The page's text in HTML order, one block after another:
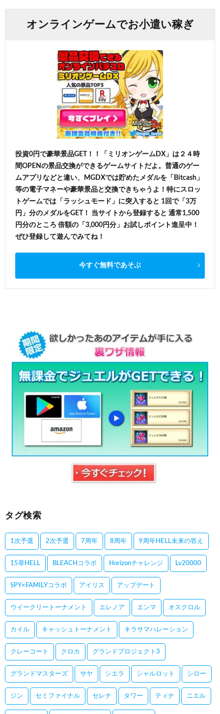
オンラインゲームでお小遣い稼ぎ
投資0円で豪華景品GET！！「ミリオンゲームDX」は２４時
間OPENの景品交換ができるゲームサイトだよ。普通のゲー
ムアプリなどと違い、MGDXでは貯めたメダルを「Bitcash」
等の電子マネーや豪華景品と交換できちゃうよ！特にスロッ
トゲームでは「ラッシュモード」に突入すると 1回で「3万
円」分のメダルをGET！ 当サイトから登録すると 通常1,500
円分のところ 倍額の「3,000円分」お試しポイント進呈中！
ぜひ登録して遊んでみてね！
今すぐ無料であそぶ
タグ検索
1次予選 2次予選 7周年 8周年 9周年HELL未来の答え
15章HELL BLEACHコラボ Horizonチャレンジ Lv20000
SPY×FAMILYコラボ アイリス アップデート
ウイークリートーナメント エレノア エンマ オスクロル
カイル キャッシュトーナメント キラサマハレーション
クレーコート クロカ グランドプロジェクト3
グランドマスターズ サヤ シエラ シャルロット シロー
ジン セミファイナル セレナ タワー ティナ ニエル